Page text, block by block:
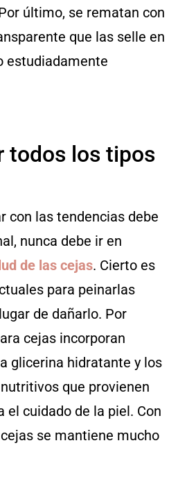
último, se rematan con
que las selle en
estudiadamente
todos los tipos
con las tendencias debe
nunca debe ir en
de las cejas. Cierto es
para peinarlas
de dañarlo. Por
cejas incorporan
glicerina hidratante y los
que provienen
el cuidado de la piel. Con
se mantiene mucho